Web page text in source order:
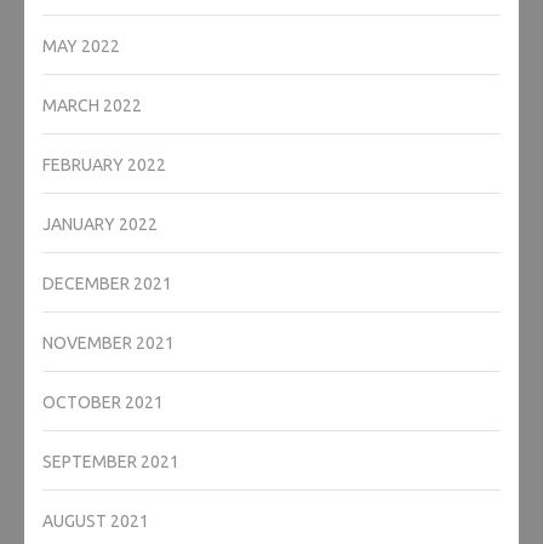
MAY 2022
MARCH 2022
FEBRUARY 2022
JANUARY 2022
DECEMBER 2021
NOVEMBER 2021
OCTOBER 2021
SEPTEMBER 2021
AUGUST 2021